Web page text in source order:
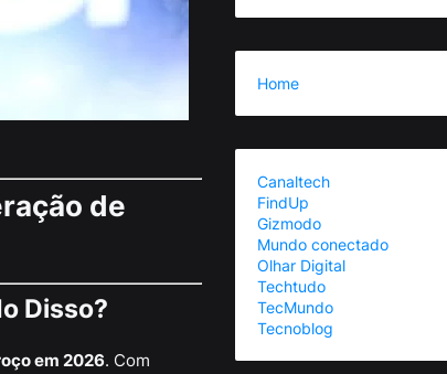
de
Disso?
em 2026. Com
Home
Canaltech
FindUp
Gizmodo
Mundo conectado
Olhar Digital
Techtudo
TecMundo
Tecnoblog